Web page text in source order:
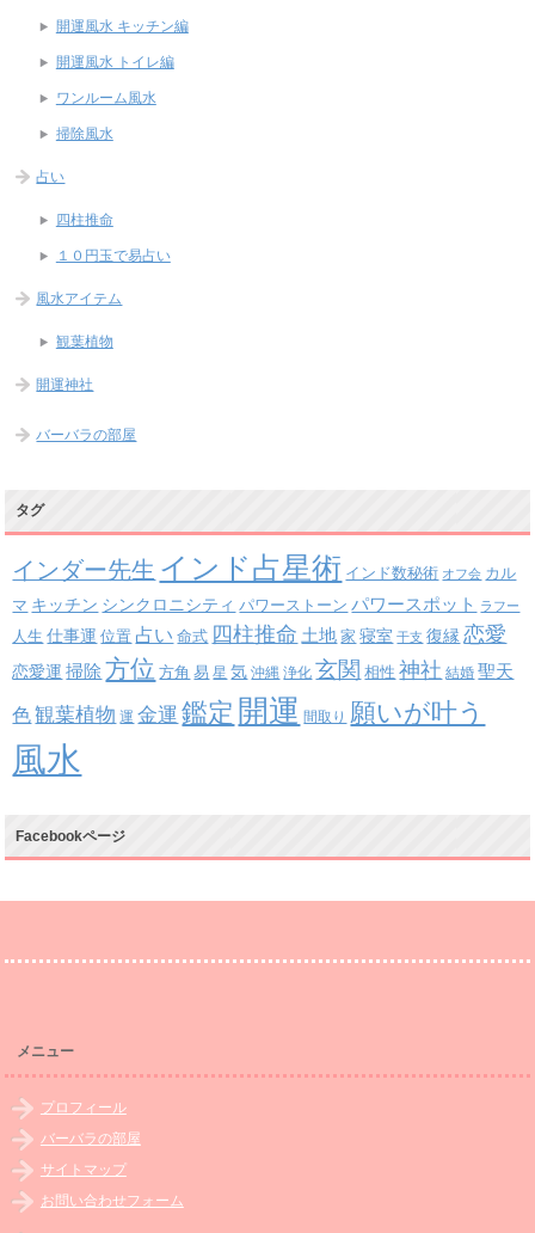
開運風水 キッチン編
開運風水 トイレ編
ワンルーム風水
掃除風水
占い
四柱推命
１０円玉で易占い
風水アイテム
観葉植物
開運神社
バーバラの部屋
タグ
インダー先生 インド占星術 インド数秘術 オフ会 カル
マ キッチン シンクロニシティ パワーストーン パワースポット ラフー
人生 仕事運 位置 占い 命式 四柱推命 土地 家 寝室 干支 復縁 恋愛
恋愛運 掃除 方位 方角 易 星 気 沖縄 浄化 玄関 相性 神社 結婚 聖天
色 観葉植物 運 金運 鑑定 開運 間取り 願いが叶う
風水
Facebookページ
メニュー
プロフィール
バーバラの部屋
サイトマップ
お問い合わせフォーム